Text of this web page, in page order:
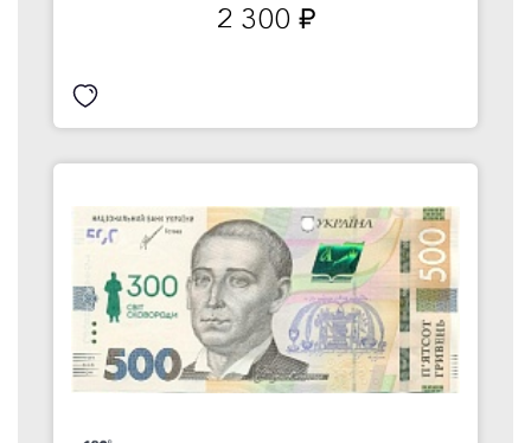
2 300 руб.